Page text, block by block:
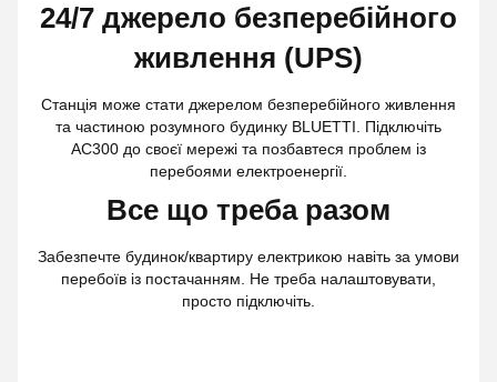
24/7 джерело безперебійного
живлення (UPS)
Станція може стати джерелом безперебійного живлення
та частиною розумного будинку BLUETTI. Підключіть
AC300 до своєї мережі та позбавтеся проблем із
перебоями електроенергії.
Все що треба разом
Забезпечте будинок/квартиру електрикою навіть за умови
перебоїв із постачанням. Не треба налаштовувати,
просто підключіть.